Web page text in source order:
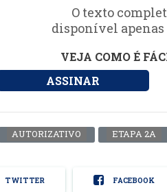
O texto
disponível apenas
VEJA COMO É
ASSINAR
AUTORIZATIVO ETAPA 2A
TWITTER FACEBOOK